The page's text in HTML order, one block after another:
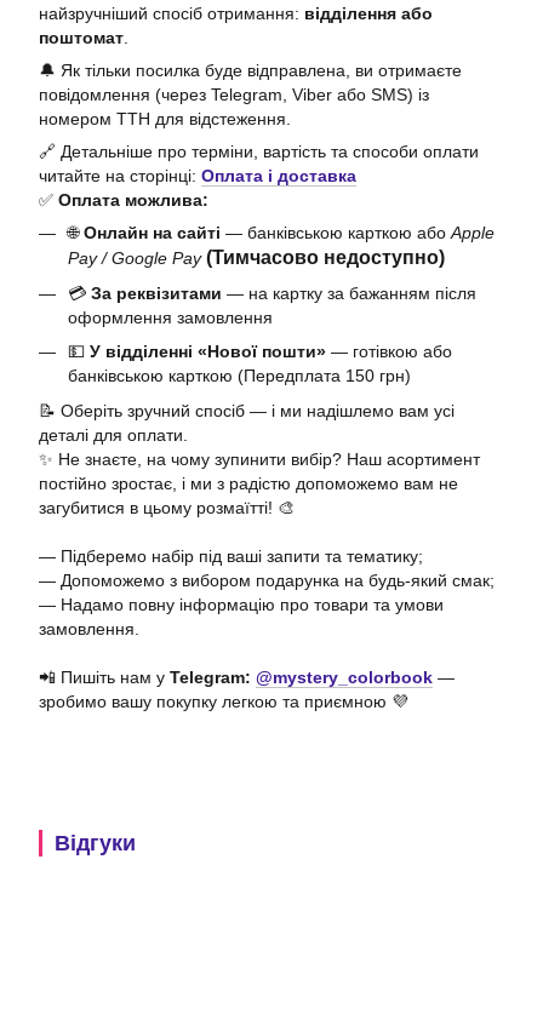
найзручніший спосіб отримання: відділення або
поштомат
🔔 Як тільки посилка буде відправлена, ви отримаєте
повідомлення (через Telegram, Viber або SMS) із
номером ТТН для відстеження.
🔗 Детальніше про терміни, вартість та способи оплати
читайте на сторінці: Оплата і доставка
✅ Оплата можлива:
🌐Онлайн на сайті — банківською карткою або Apple
Pay / Google Pay (Тимчасово недоступно)
💳 За реквізитами — на картку за бажанням після
оформлення замовлення
💵 У відділенні «Нової пошти» — готівкою або
банківською карткою (Передплата 150 грн)
📝 Оберіть зручний спосіб — і ми надішлемо вам усі
деталі для оплати.
✨ Не знаєте, на чому зупинити вибір? Наш асортимент
постійно зростає, і ми з радістю допоможемо вам не
загубитися в цьому розмаїтті! 🎨
— Підберемо набір під ваші запити та тематику;
— Допоможемо з вибором подарунка на будь-який смак;
— Надамо повну інформацію про товари та умови
замовлення.
📲 Пишіть нам у Telegram: @mystery_colorbook —
зробимо вашу покупку легкою та приємною 💜
Відгуки